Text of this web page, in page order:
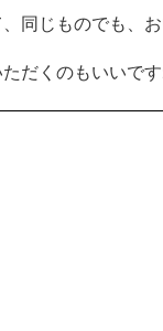
同じものでも、
だくのもいいです